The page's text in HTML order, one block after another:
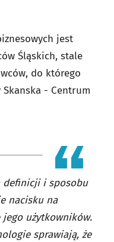
jest
Śląskich, stale
do którego
- Centrum
definicji i sposobu
nacisku na
jego użytkowników.
sprawiają, że